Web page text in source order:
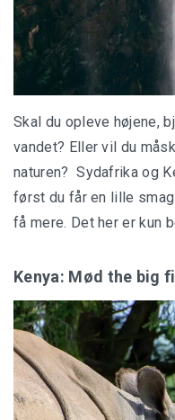
Skal du opleve højene,
vandet? Eller vil du
naturen? Sydafrika og
først du får en lille
få mere. Det her er kun
Kenya: Mød the big